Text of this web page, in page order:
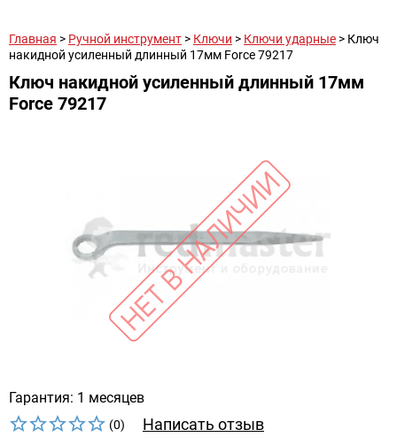
Главная > Ручной инструмент > Ключи > Ключи ударные > Ключ
накидной усиленный длинный 17мм Force 79217
Ключ накидной усиленный длинный 17мм
Force 79217
Гарантия: 1 месяцев
(0) Написать отзыв